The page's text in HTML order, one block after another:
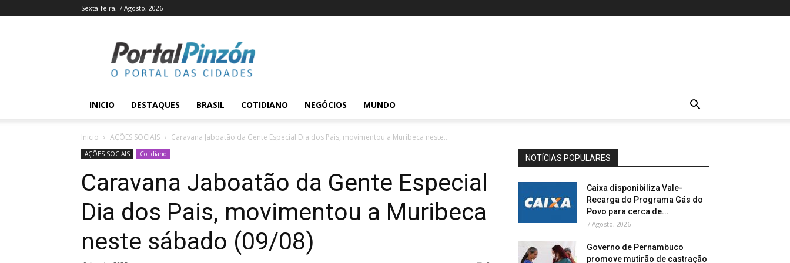
Sexta-feira, 7 Agosto, 2026
Pinzón
INICIO DESTAQUES BRASIL COTIDIANO NEGÓCIOS MUNDO
Inicio AÇÕES SOCIAIS Caravana Jaboatão da Gente Especial Dia dos Pais, movimentou a Muribeca neste...
AÇÕES SOCIAIS Cotidiano
Caravana Jaboatão da Gente Especial
Dia dos Pais, movimentou a Muribeca
neste sábado (09/08)
NOTÍCIAS POPULARES
Caixa disponibiliza Vale-
Recarga do Programa Gás do
Povo para cerca de...
7 Agosto, 2026
Governo de Pernambuco
promove mutirão de castração